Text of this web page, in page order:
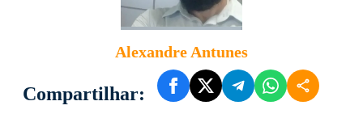
Alexandre Antunes
Compartilhar: